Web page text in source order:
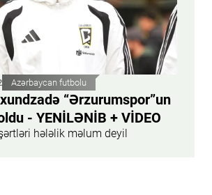
Azərbaycan futbolu
“Ərzurumspor”un
- YENİLƏNİB + VİDEO
hələlik məlum deyil